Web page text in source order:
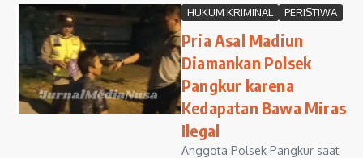
HUKUM KRIMINAL PERISTIWA
Pria Asal Madiun
Diamankan Polsek
Pangkur karena
Kedapatan Bawa Miras
Ilegal
Anggota Polsek Pangkur saat